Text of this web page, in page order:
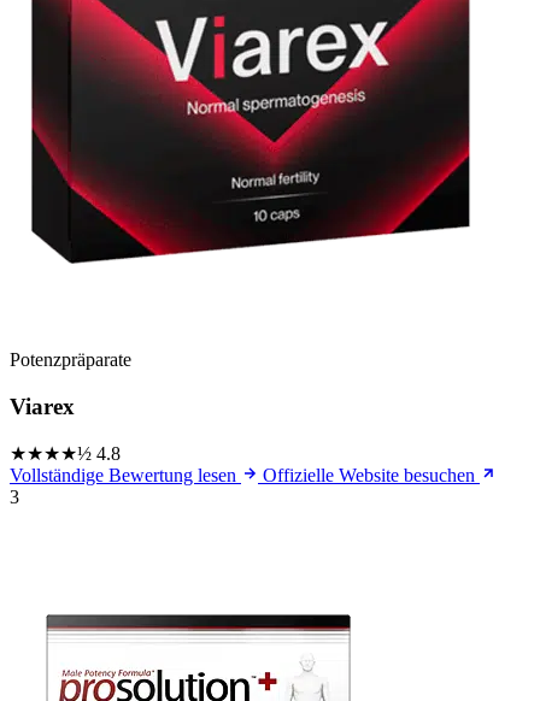
Potenzpräparate
Viarex
★★★★½ 4.8
Vollständige Bewertung lesen
Offizielle Website besuchen
3